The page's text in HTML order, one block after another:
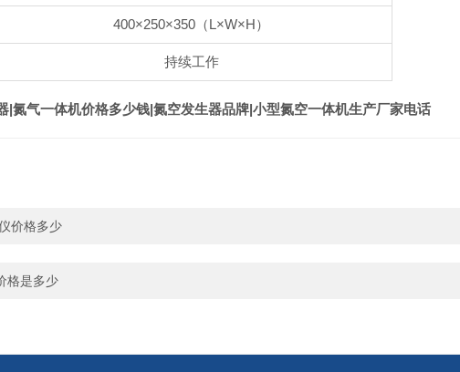
400×250×350（L×W×H）
持续工作
|氮气一体机价格多少钱|氮空发生器品牌|小型氮空一体机生产厂家电话
价格多少
格是多少